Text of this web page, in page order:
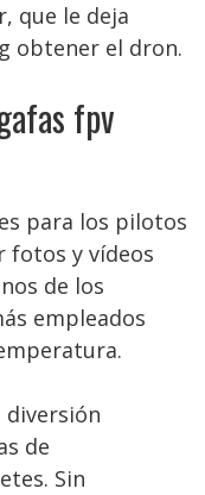
que le deja
obtener el dron.
fpv
para los pilotos
fotos y vídeos
de los
empleados
diversión
de
Sin